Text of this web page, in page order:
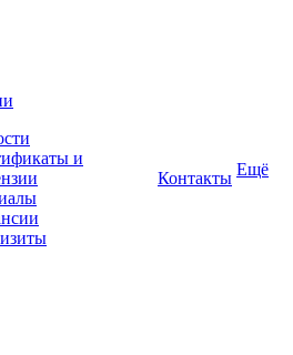
и
Контакты Ещё